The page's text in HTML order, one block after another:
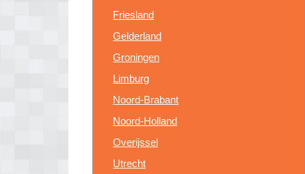
Friesland
Gelderland
Groningen
Limburg
Noord-Brabant
Noord-Holland
Overijssel
Utrecht